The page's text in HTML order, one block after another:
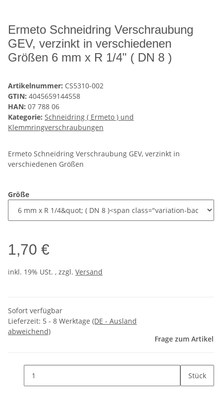
Ermeto Schneidring Verschraubung
GEV, verzinkt in verschiedenen
Größen 6 mm x R 1/4" ( DN 8 )
Artikelnummer: CS5310-002
GTIN: 4045659144558
HAN: 07 788 06
Kategorie: Schneidring ( Ermeto ) und
Klemmringverschraubungen
Ermeto Schneidring Verschraubung GEV, verzinkt in
verschiedenen Größen
Größe
1,70 €
inkl. 19% USt. , zzgl. Versand
Sofort verfügbar
Lieferzeit: 5 - 8 Werktage (DE - Ausland
abweichend)
Frage zum Artikel
Stück